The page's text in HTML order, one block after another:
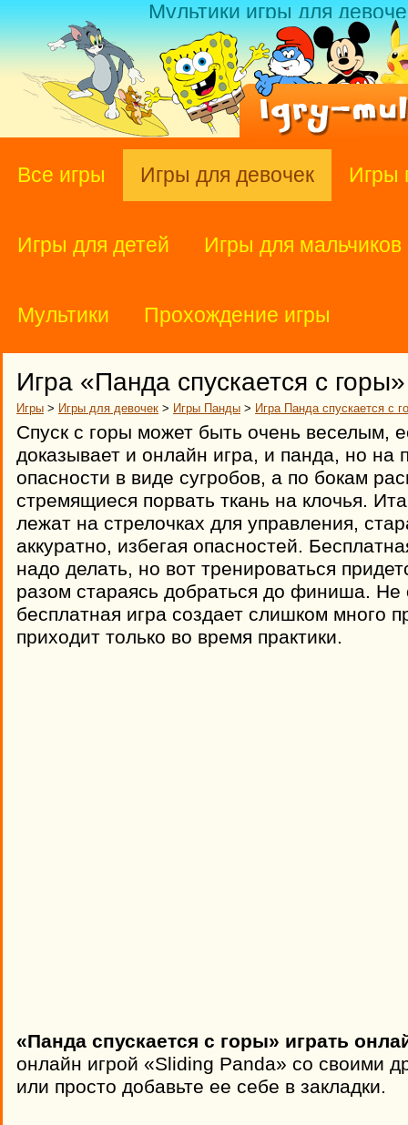
Мультики игры для
Все игры Игры для девочек Игры
Игры для детей Игры для мальчиков
Мультики Прохождение игры
Игра «Панда спускается с горы»
Игры > Игры для девочек > Игры Панды > Игра Панда спускается с
Спуск с горы может быть очень веселым,
доказывает и онлайн игра, и панда, но на
опасности в виде сугробов, а по бокам
стремящиеся порвать ткань на клочья.
лежат на стрелочках для управления,
аккуратно, избегая опасностей.
надо делать, но вот тренироваться
разом стараясь добраться до финиша. Не
бесплатная игра создает слишком много
приходит только во время практики.
«Панда спускается с горы» играть
онлайн игрой «Sliding Panda» со своими
или просто добавьте ее себе в закладки.